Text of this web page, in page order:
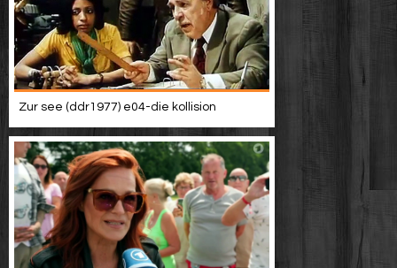
Zur see (ddr1977) e04-die kollision